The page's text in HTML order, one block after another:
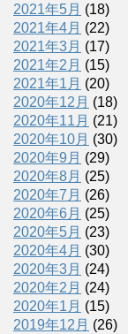
2021年5月 (18)
2021年4月 (22)
2021年3月 (17)
2021年2月 (15)
2021年1月 (20)
2020年12月 (18)
2020年11月 (21)
2020年10月 (30)
2020年9月 (29)
2020年8月 (25)
2020年7月 (26)
2020年6月 (25)
2020年5月 (23)
2020年4月 (30)
2020年3月 (24)
2020年2月 (24)
2020年1月 (15)
2019年12月 (26)